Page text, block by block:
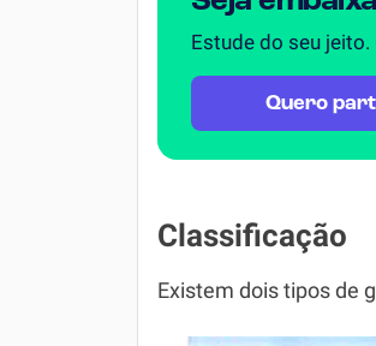
Estude do seu
Quero
Classificação
Existem dois tipos de